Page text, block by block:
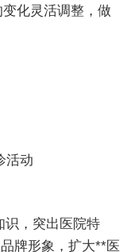
化灵活调整，做
活动
，突出医院特
牌形象，扩大**医